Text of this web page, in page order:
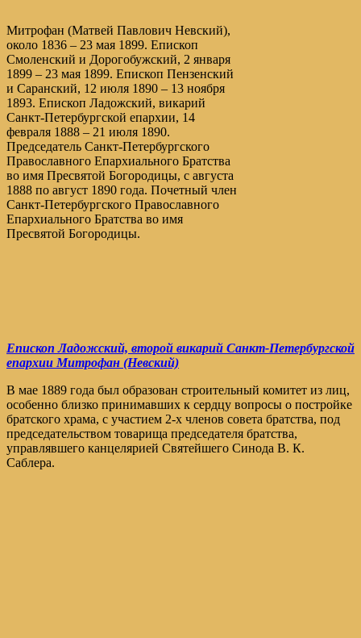
Митрофан (Матвей Павлович Невский),
около 1836 – 23 мая 1899. Епископ
Смоленский и Дорогобужский, 2 января
1899 – 23 мая 1899. Епископ Пензенский
и Саранский, 12 июля 1890 – 13 ноября
1893. Епископ Ладожский, викарий
Санкт-Петербургской епархии, 14
февраля 1888 – 21 июля 1890.
Председатель Санкт-Петербургского
Православного Епархиального Братства
во имя Пресвятой Богородицы, с августа
1888 по август 1890 года. Почетный член
Санкт-Петербургского Православного
Епархиального Братства во имя
Пресвятой Богородицы.
Епископ Ладожский, второй викарий Санкт-Петербургской
епархии Митрофан (Невский)
В мае 1889 года был образован строительный комитет из лиц,
особенно близко принимавших к сердцу вопросы о постройке
братского храма, с участием 2-х членов совета братства, под
председательством товарища председателя братства,
управлявшего канцелярией Святейшего Синода В. К.
Саблера.